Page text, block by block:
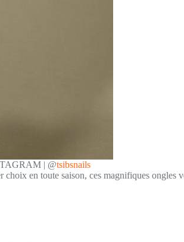
| @tsibsnails
en toute saison, ces magnifiques ongles